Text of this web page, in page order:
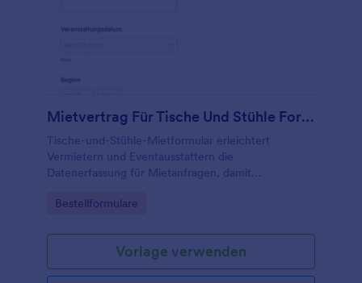
Mietvertrag Für Tische Und Stühle Formular
Tische-und-Stühle-Mietformular erleichtert
Vermietern und Eventausstattern die
Datenerfassung für Mietanfragen, damit
Veranstaltungen zuverlässig vorbereitet werden
Go to Category:
Bestellformulare
Vorlage verwenden